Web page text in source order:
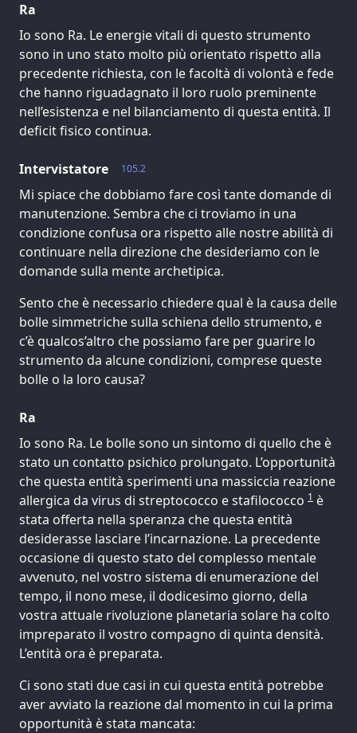
Ra
Io sono Ra. Le energie vitali di questo strumento
sono in uno stato molto più orientato rispetto alla
precedente richiesta, con le facoltà di volontà e fede
che hanno riguadagnato il loro ruolo preminente
nell’esistenza e nel bilanciamento di questa entità. Il
deficit fisico continua.
105.2
Intervistatore
Mi spiace che dobbiamo fare così tante domande di
manutenzione. Sembra che ci troviamo in una
condizione confusa ora rispetto alle nostre abilità di
continuare nella direzione che desideriamo con le
domande sulla mente archetipica.
Sento che è necessario chiedere qual è la causa delle
bolle simmetriche sulla schiena dello strumento, e
c’è qualcos’altro che possiamo fare per guarire lo
strumento da alcune condizioni, comprese queste
bolle o la loro causa?
Ra
Io sono Ra. Le bolle sono un sintomo di quello che è
stato un contatto psichico prolungato. L’opportunità
che questa entità sperimenti una massiccia reazione
allergica da virus di streptococco e stafilococco 1 è
stata offerta nella speranza che questa entità
desiderasse lasciare l’incarnazione. La precedente
occasione di questo stato del complesso mentale
avvenuto, nel vostro sistema di enumerazione del
tempo, il nono mese, il dodicesimo giorno, della
vostra attuale rivoluzione planetaria solare ha colto
impreparato il vostro compagno di quinta densità.
L’entità ora è preparata.
Ci sono stati due casi in cui questa entità potrebbe
aver avviato la reazione dal momento in cui la prima
opportunità è stata mancata: